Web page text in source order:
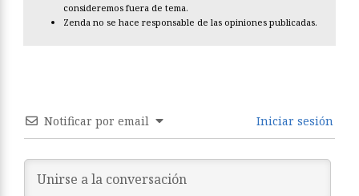
consideremos fuera de tema.
Zenda no se hace responsable de las opiniones publicadas.
Notificar por email Iniciar sesión